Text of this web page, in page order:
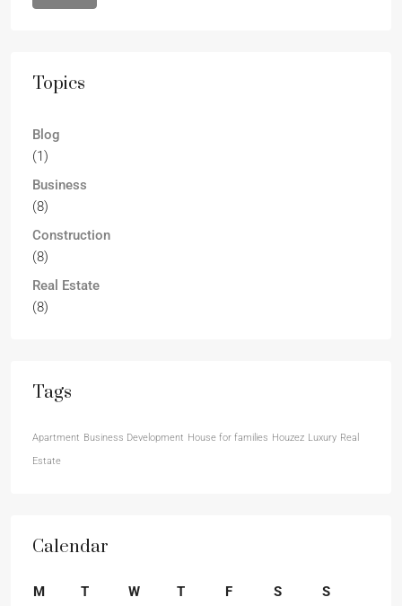
Topics
Blog
(1)
Business
(8)
Construction
(8)
Real Estate
(8)
Tags
Apartment Business Development House for families Houzez Luxury Real
Estate
Calendar
M T W T F S
S